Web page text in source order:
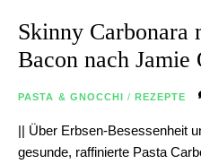
Skinny Carbonara
Bacon nach Jamie
PASTA & GNOCCHI / REZEPTE
|| Über Erbsen-Besessenheit
gesunde, raffinierte Pasta